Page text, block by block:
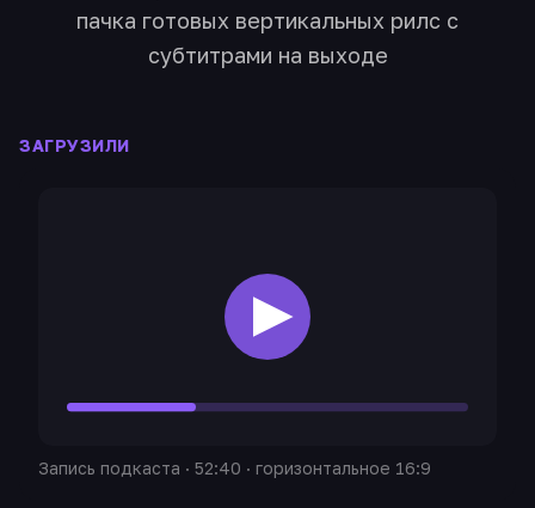
пачка готовых вертикальных рилс с
субтитрами на выходе
ЗАГРУЗИЛИ
Запись подкаста · 52:40 · горизонтальное 16:9